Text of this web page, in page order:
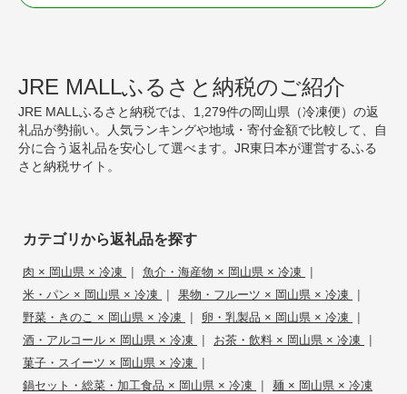
JRE MALLふるさと納税のご紹介
JRE MALLふるさと納税では、1,279件の岡山県（冷凍便）の返
礼品が勢揃い。人気ランキングや地域・寄付金額で比較して、自
分に合う返礼品を安心して選べます。JR東日本が運営するふる
さと納税サイト。
カテゴリから返礼品を探す
肉 × 岡山県 × 冷凍 | 魚介・海産物 × 岡山県 × 冷凍 |
米・パン × 岡山県 × 冷凍 | 果物・フルーツ × 岡山県 × 冷凍 |
野菜・きのこ × 岡山県 × 冷凍 | 卵・乳製品 × 岡山県 × 冷凍 |
酒・アルコール × 岡山県 × 冷凍 | お茶・飲料 × 岡山県 × 冷凍 |
菓子・スイーツ × 岡山県 × 冷凍 |
鍋セット・総菜・加工食品 × 岡山県 × 冷凍 | 麺 × 岡山県 × 冷凍